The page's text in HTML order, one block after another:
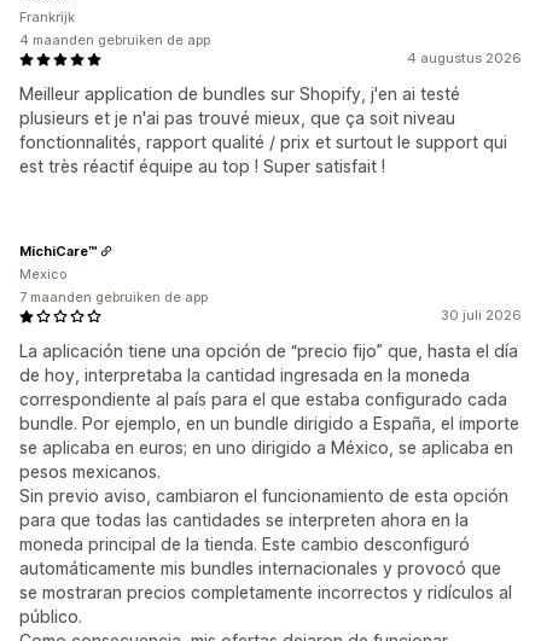
4 augustus 2026
Meilleur application de bundles sur Shopify, j'en ai testé
plusieurs et je n'ai pas trouvé mieux, que ça soit niveau
fonctionnalités, rapport qualité / prix et surtout le support qui
est très réactif équipe au top ! Super satisfait !
Frankrijk
4 maanden gebruiken de app
30 juli 2026
La aplicación tiene una opción de “precio fijo” que, hasta el día
de hoy, interpretaba la cantidad ingresada en la moneda
correspondiente al país para el que estaba configurado cada
bundle. Por ejemplo, en un bundle dirigido a España, el importe
se aplicaba en euros; en uno dirigido a México, se aplicaba en
pesos mexicanos.
Sin previo aviso, cambiaron el funcionamiento de esta opción
para que todas las cantidades se interpreten ahora en la
moneda principal de la tienda. Este cambio desconfiguró
automáticamente mis bundles internacionales y provocó que
se mostraran precios completamente incorrectos y ridículos al
público.
MichiCare™
Mexico
7 maanden gebruiken de app